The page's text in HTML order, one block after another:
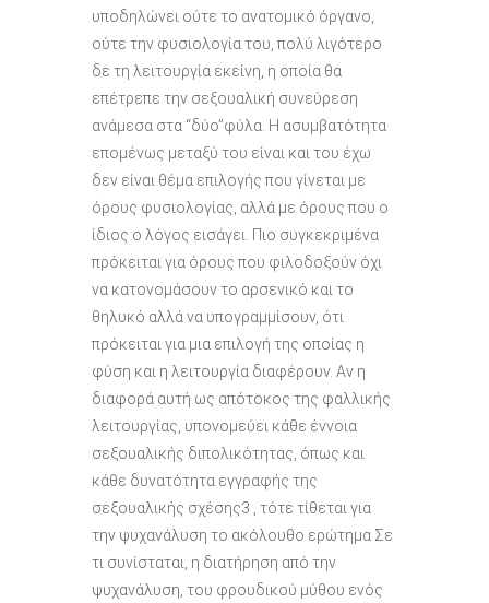
υποδηλώνει ούτε το ανατοµικό όργανο,
ούτε την φυσιολογία του, πολύ λιγότερο
δε τη λειτουργία εκείνη, η οποία θα
επέτρεπε την σεξουαλική συνεύρεση
ανάµεσα στα “δύο”φύλα. Η ασυµβατότητα
εποµένως µεταξύ του είναι και του έχω
δεν είναι θέµα επιλογής που γίνεται µε
όρους φυσιολογίας, αλλά µε όρους που ο
ίδιος ο λόγος εισάγει. Πιο συγκεκριµένα
πρόκειται για όρους που φιλοδοξούν όχι
να κατονοµάσουν το αρσενικό και το
θηλυκό αλλά να υπογραµµίσουν, ότι
πρόκειται για µια επιλογή της οποίας η
φύση και η λειτουργία διαφέρουν. Αν η
διαφορά αυτή ως απότοκος της φαλλικής
λειτουργίας, υπονοµεύει κάθε έννοια
σεξουαλικής διπολικότητας, όπως και
κάθε δυνατότητα εγγραφής της
σεξουαλικής σχέσης3 , τότε τίθεται για
την ψυχανάλυση το ακόλουθο ερώτηµα Σε
τι συνίσταται, η διατήρηση από την
ψυχανάλυση, του φρουδικού µύθου ενός